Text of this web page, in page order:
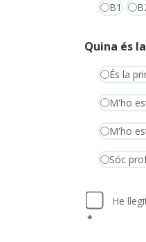
B1
Quina és
És la
M'ho
M'ho
Sóc
P
r
He
*